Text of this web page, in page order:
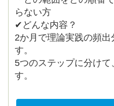
らない方
✔どんな内容？
2か月で理論実践の頻
す。
5つのステップに分けて
す。